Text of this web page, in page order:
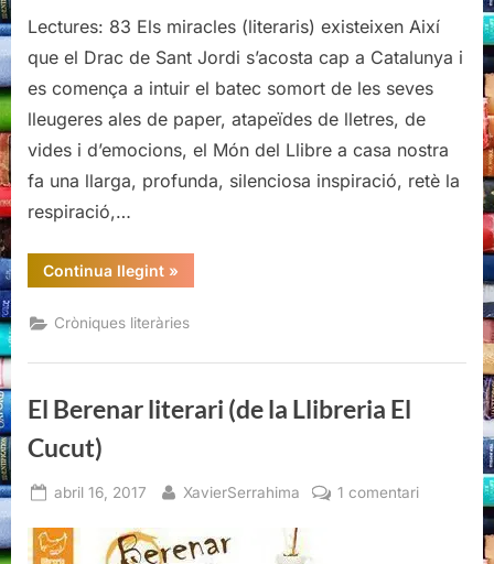
Lectures: 83 Els miracles (literaris) existeixen Així
que el Drac de Sant Jordi s’acosta cap a Catalunya i
es comença a intuir el batec somort de les seves
lleugeres ales de paper, atapeïdes de lletres, de
vides i d’emocions, el Món del Llibre a casa nostra
fa una llarga, profunda, silenciosa inspiració, retè la
respiració,…
Continua llegint“El
Berenar
(de
la
El
»
Cròniques literàries
El Berenar literari (de la Llibreria El
Cucut)
Posted
abril 16, 2017 By
XavierSerrahima 1 comentaria